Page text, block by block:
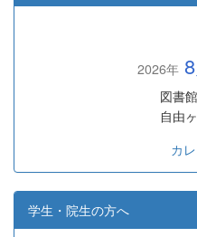
2026年
図書館
自由
カ
学生・院生の方へ